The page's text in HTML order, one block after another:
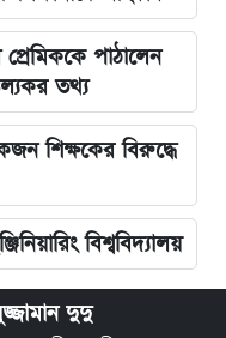
পাঠালেন
তথ্য
শিক্ষকের বিরুদ্ধে
বিশ্ববিদ্যালয়
দুদু